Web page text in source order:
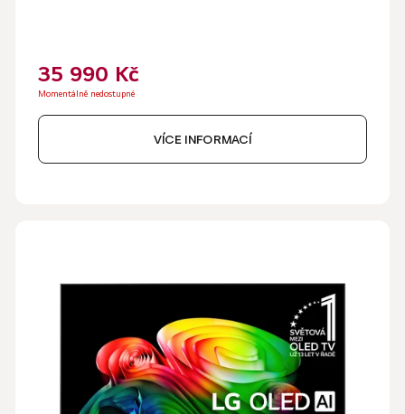
35 990 Kč
Momentálně nedostupné
VÍCE INFORMACÍ